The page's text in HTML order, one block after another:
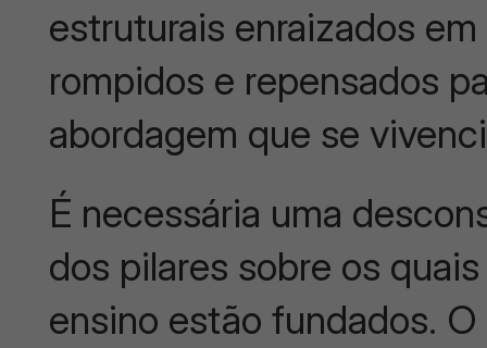
estruturais enraizados
rompidos e repensados
abordagem que se
É necessária uma
dos pilares sobre os
ensino estão fundados.